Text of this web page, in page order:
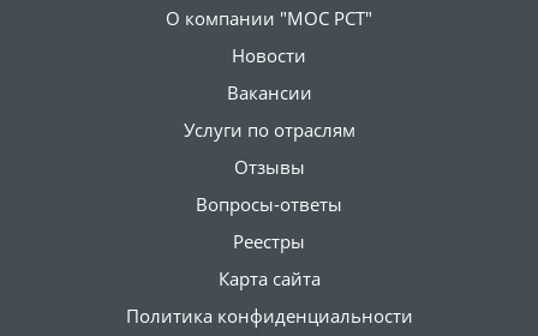
О компании "МОС РСТ"
Новости
Вакансии
Услуги по отраслям
Отзывы
Вопросы-ответы
Реестры
Карта сайта
Политика конфиденциальности